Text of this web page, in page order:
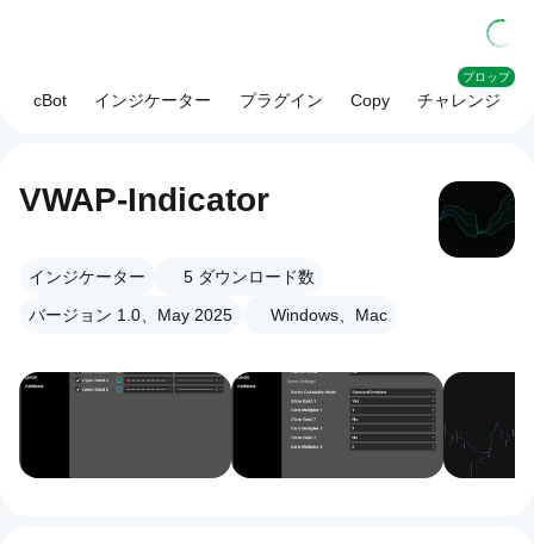
cBot インジケーター プラグイン Copy チャレンジ
プロップ
VWAP-Indicator
インジケーター 5 ダウンロード数
バージョン 1.0、May 2025
Windows、Mac